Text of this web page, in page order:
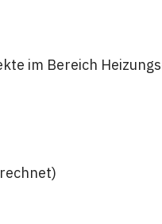
im Bereich